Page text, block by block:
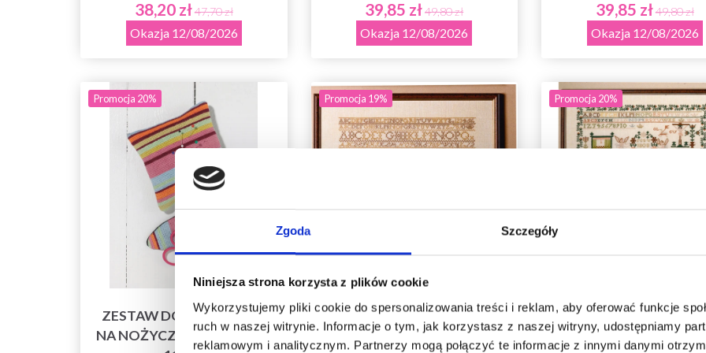
Zgoda Szczegóły
Niniejsza strona korzysta z plików cookie
Wykorzystujemy pliki cookie do spersonalizowania treści i reklam, aby oferować funkcje
ruch w naszej witrynie. Informacje o tym, jak korzystasz z naszej witryny, udostępniamy
reklamowym i analitycznym. Partnerzy mogą połączyć te informacje z innymi danymi
38,20 zł47,70 zł
Okazja 12/08/2026
39,85 zł49,80 zł
Okazja 12/08/2026
39,85 zł49,80 zł
Okazja 12/08/2026
Promocja 20%
ZESTAW DO HAFTU ETUI
NA NOŻYCZKI W PASKI 8 X
Promocja 19%
ZESTAW DO HAFTU
BIEDERMEIER 1826 38X39
Promocja 20%
ZESTAW DO
KOMÓRKA 1808 37 X
Oszczędź nawet do 50%
Stań się częścią naszej społeczności
miłośników włóczek i uzyskaj wyłączny